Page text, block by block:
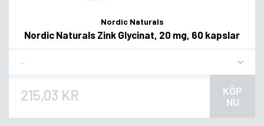
Nordic Naturals
Nordic Naturals Zink Glycinat, 20 mg, 60 kapslar
215,03 KR
KÖP
NU